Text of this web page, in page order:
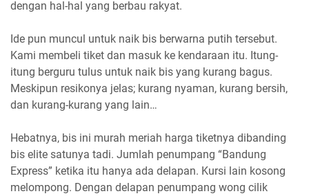
dengan hal-hal yang berbau rakyat.
Ide pun muncul untuk naik bis berwarna putih tersebut.
Kami membeli tiket dan masuk ke kendaraan itu. Itung-
itung berguru tulus untuk naik bis yang kurang bagus.
Meskipun resikonya jelas; kurang nyaman, kurang bersih,
dan kurang-kurang yang lain…
Hebatnya, bis ini murah meriah harga tiketnya dibanding
bis elite satunya tadi. Jumlah penumpang “Bandung
Express” ketika itu hanya ada delapan. Kursi lain kosong
melompong. Dengan delapan penumpang wong cilik